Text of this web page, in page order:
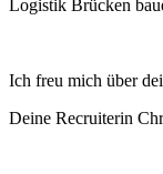
Logistik Brücken
Ich freu mich über
Deine Recruiterin